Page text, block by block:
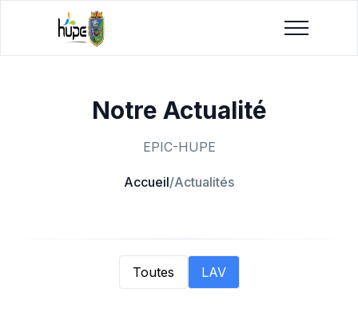
Notre Actualité
EPIC-HUPE
Accueil/Actualités
Toutes LAV